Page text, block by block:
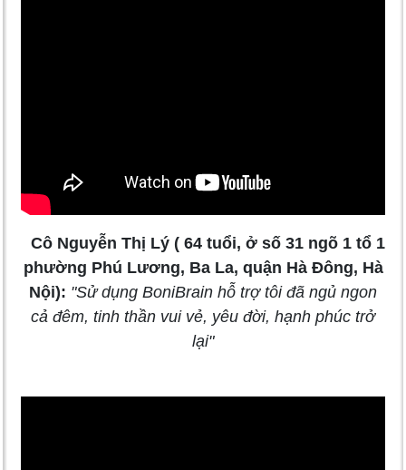
Cô Nguyễn Thị Lý ( 64 tuổi, ở số 31 ngõ 1 tổ 1
phường Phú Lương, Ba La, quận Hà Đông, Hà
Nội): "Sử dụng BoniBrain hỗ trợ tôi đã ngủ ngon
cả đêm, tinh thần vui vẻ, yêu đời, hạnh phúc trở
lại"